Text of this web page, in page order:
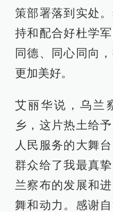
策部署落到实处
持和配合好杜学
同德、同心同向
更加美好。
艾丽华说，乌兰
乡，这片热土给
人民服务的大舞
群众给了我最真
兰察布的发展和
舞和动力。感谢